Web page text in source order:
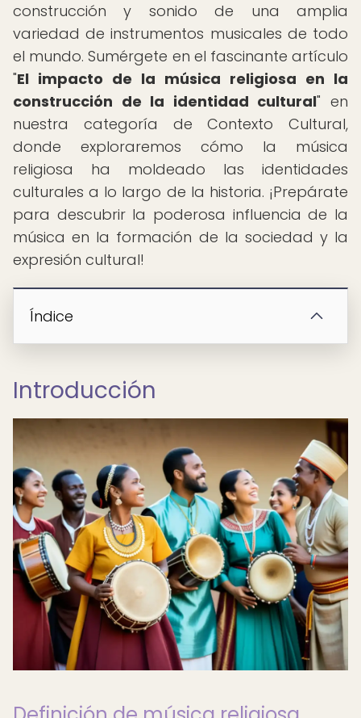
construcción y sonido de una amplia
variedad de instrumentos musicales de todo
el mundo. Sumérgete en el fascinante artículo
"El impacto de la música religiosa en la
construcción de la identidad cultural" en
nuestra categoría de Contexto Cultural,
donde exploraremos cómo la música
religiosa ha moldeado las identidades
culturales a lo largo de la historia. ¡Prepárate
para descubrir la poderosa influencia de la
música en la formación de la sociedad y la
expresión cultural!
Índice
Introducción